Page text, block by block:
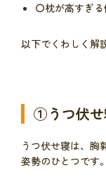
〇枕が高すぎ
以下でくわしく解
①うつ伏せ
うつ伏せ寝は、胸
姿勢のひとつです。